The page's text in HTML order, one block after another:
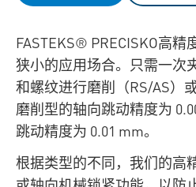
FASTEKS® PRECISKO高
狭小的应用场合。只需一次
和螺纹进行磨削（RS/AS）
磨削型的轴向跳动精度为
跳动精度为 0.01 mm。
根据类型的不同，我们的高